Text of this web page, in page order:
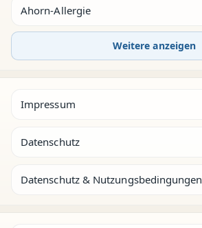
Ahorn-Allergie
Weitere anzeigen
Impressum
Datenschutz
Datenschutz & Nutzungsbedingungen